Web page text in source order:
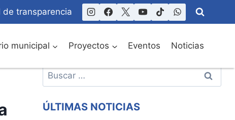
de transparencia
municipal Proyectos Eventos Noticias
Buscar:
ÚLTIMAS NOTICIAS